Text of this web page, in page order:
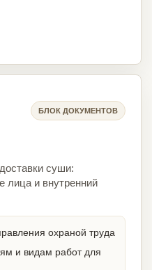
БЛОК ДОКУМЕНТОВ
суши:
лица и внутренний
охраной труда
и видам работ для